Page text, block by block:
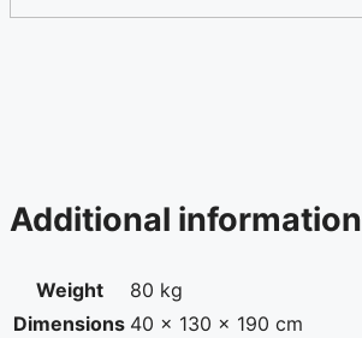
Additional information
Weight
80 kg
Dimensions 40 × 130 × 190 cm